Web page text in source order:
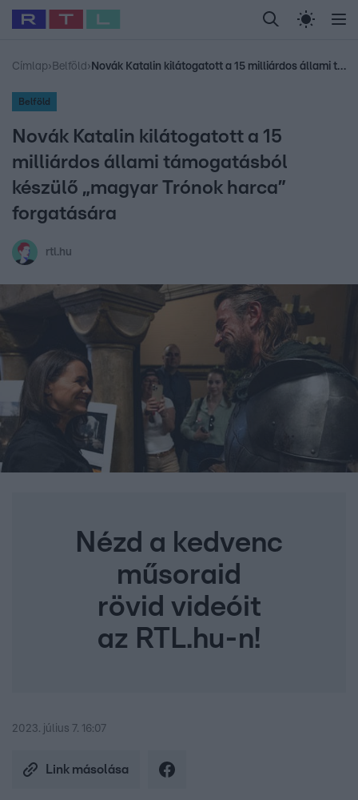
Legfrissebb RTL Híradó Randi Celeb vagyok,
Babits Marcella Most Wanted Gallusz
Címlap› Belföld › Novák Katalin kilátogatott a 15 milliárdos állami támogatásból készülő „magyar Trónok harca” forgatására
Belföld
Novák Katalin kilátogatott a 15
milliárdos állami támogatásból
készülő „magyar Trónok harca”
forgatására
rtl.hu
Nézd a kedvenc
műsoraid
rövid videóit
az RTL.hu-n!
2023. július 7. 16:07
Link másolása